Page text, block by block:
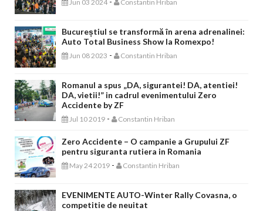
Jun 03 2024 Constantin Hriban
Bucureștiul se transformă în arena adrenalinei:
Auto Total Business Show la Romexpo!
Jun 08 2023 - Constantin Hriban
Romanul a spus „DA, sigurantei! DA, atentiei!
DA, vietii!” in cadrul evenimentului Zero
Accidente by ZF
Jul 10 2019 - Constantin Hriban
Zero Accidente – O campanie a Grupului ZF
pentru siguranta rutiera in Romania
May 24 2019 - Constantin Hriban
EVENIMENTE AUTO-Winter Rally Covasna, o
competitie de neuitat